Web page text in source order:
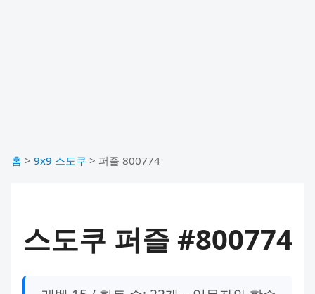
홈 > 9x9 스도쿠 > 퍼즐 800774
스도쿠 퍼즐 #800774